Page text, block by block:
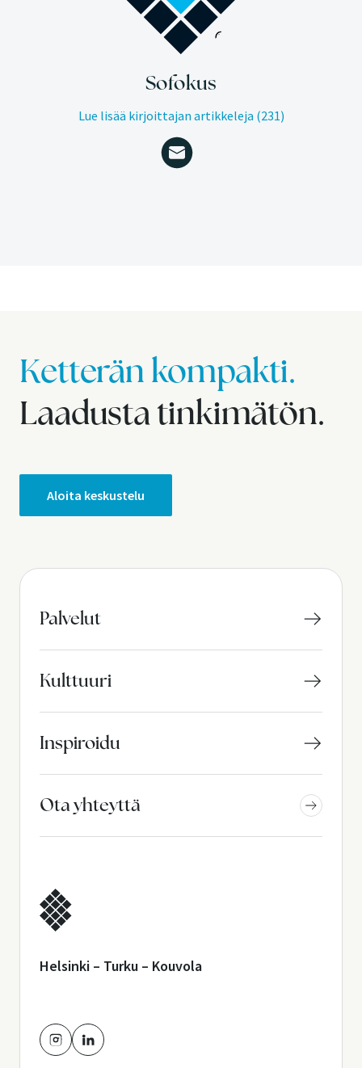
Sofokus
Lue lisää kirjoittajan artikkeleja (231)
Ketterän kompakti.
Laadusta tinkimätön.
Aloita keskustelu
Palvelut
Kulttuuri
Inspiroidu
Ota yhteyttä
Helsinki – Turku – Kouvola